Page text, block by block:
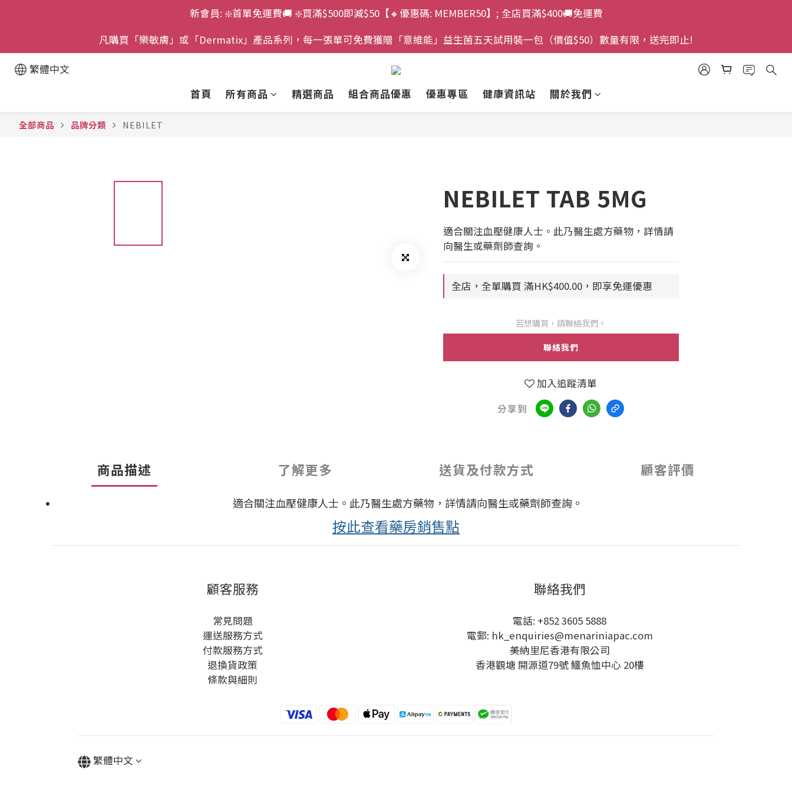
新會員: ❇️首單免運費🚚 ❇️買滿$500即減$50【🔸優惠碼: MEMBER50】; 全店買滿$400🚚免運費
凡購買「樂敏膚」或「Dermatix」產品系列，每一張單可免費獲贈「意維能」益生菌五天試用裝一包（價值$50）數量有限，送完即止!
繁體中文
首頁
所有商品 精選商品 組合商品優惠 優惠專區 健康資訊站 關於我們
全部商品 品牌分類 NEBILET
NEBILET TAB 5MG
適合關注血壓健康人士。此乃醫生處方藥物，詳情請
向醫生或藥劑師查詢。
全店，全單購買 滿HK$400.00，即享免運優惠
若想購買，請聯絡我們。
聯絡我們
加入追蹤清單
分享到
商品描述 了解更多 送貨及付款方式 顧客評價
適合關注血壓健康人士。此乃醫生處方藥物，詳情請向醫生或藥劑師查詢。
按此查看藥房銷售點
顧客服務
常見問題
運送服務方式
付款服務方式
退換貨政策
條款與細則
聯絡我們
電話: +852 3605 5888
電郵: hk_enquiries@menariniapac.com
美納里尼香港有限公司
香港觀塘 開源道79號 鱷魚恤中心 20樓
繁體中文